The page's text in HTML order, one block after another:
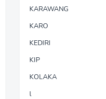
KARAWANG
KARO
KEDIRI
KIP
KOLAKA
l